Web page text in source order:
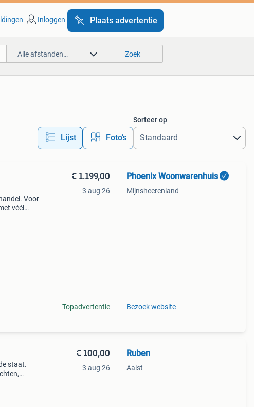
Inloggen Plaats advertentie
Alle afstanden… Zoek
Lijst Foto’s
Sorteer op
Voor
véél
€ 1.199,00
3 aug 26
Topadvertentie
Phoenix Woonwarenhuis
Mijnsheerenland
Bezoek website
staat.
€ 100,00
3 aug 26
Ruben
Aalst